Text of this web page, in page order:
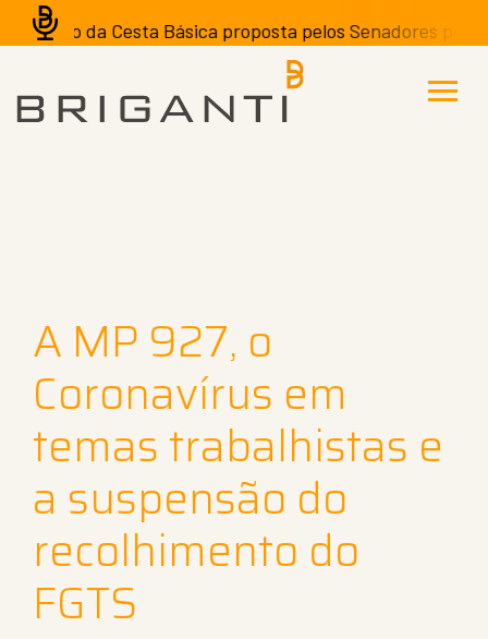
da Cesta Básica proposta pelos Senadores pode ter
A MP 927, o
Coronavírus em
temas trabalhistas e
a suspensão do
recolhimento do
FGTS